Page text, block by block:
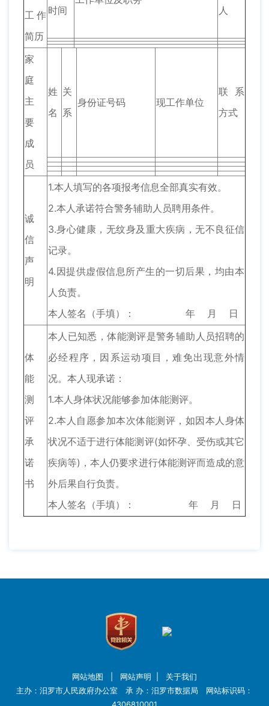
工作
简历
时间
人
家
庭
主
要
成
员
姓
名
关
系
身份证号码 现工作单位
联系
方式
诚
信
声
明
1.本人填写的各项报考信息全部真实有效。
2.本人承诺符合警务辅助人员聘用条件。
3.身心健康，无纹身及重大疾病，无不良征信
记录。
4.因提供虚假信息所产生的一切后果，均由本
人负责。
本人签名（手填）： 年 月 日
体
能
测
评
承
诺
书
本人已知悉，体能测评是警务辅助人员招聘的
必经程序，因系运动项目，难免出现意外情
况。本人现承诺：
1.本人身体状况能够参加体能测评。
2.本人自愿参加本次体能测评，如因本人身体
状况不适于进行体能测评(如怀孕、受伤或其它
疾病等)，本人仍要求进行体能测评而造成的意
外后果自行负责。
本人签名（手填）： 年 月 日
网站地图 网站声明
关于我们
主办：汨罗市人民政府办公室 承 办：汨罗市数据局 网站标识码：